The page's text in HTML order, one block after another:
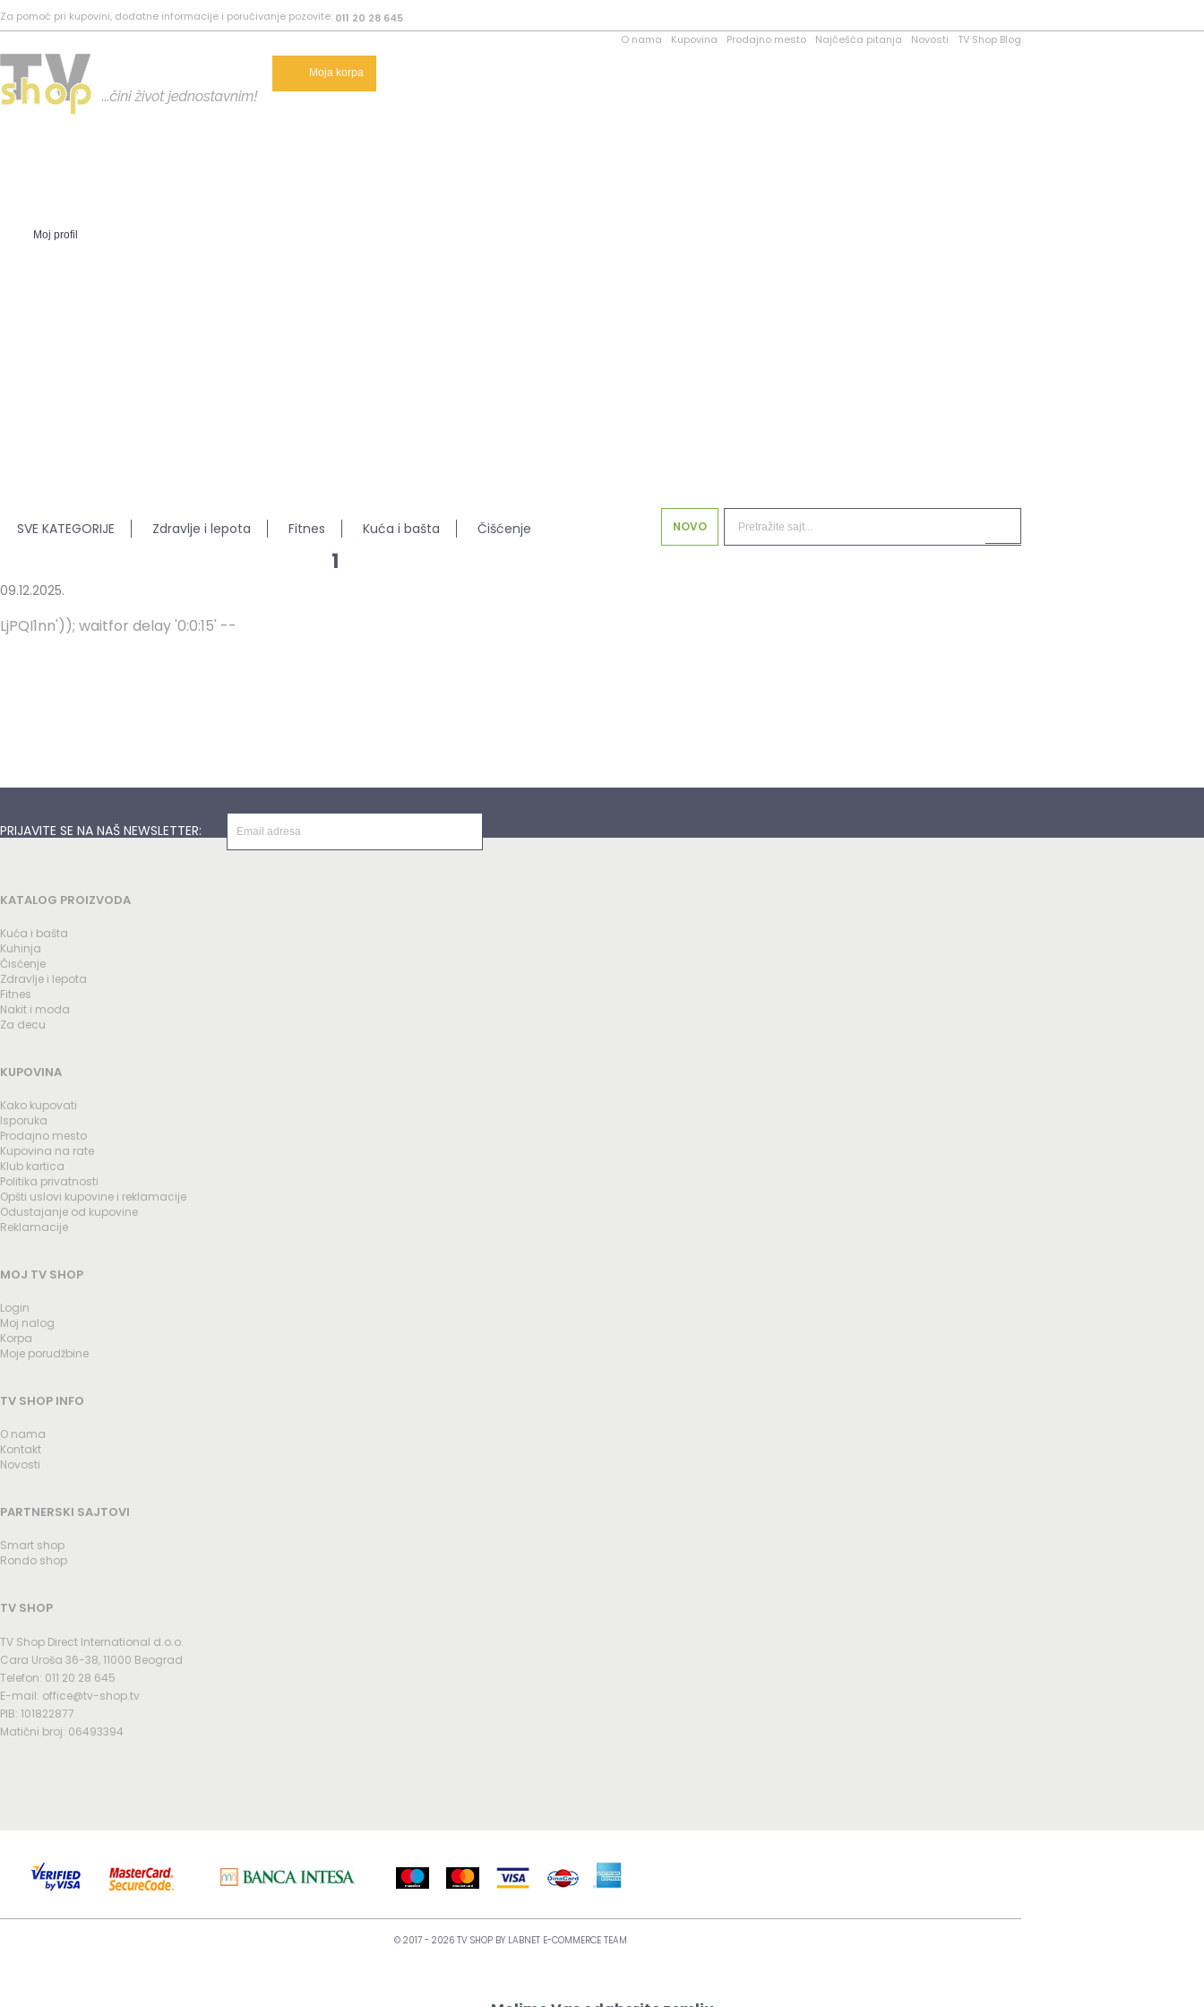
Za pomoć pri kupovini, dodatne informacije i poručivanje pozovite: 011 20 28 645
O nama
Kupovina Prodajno mesto Najčešća pitanja Novosti TV Shop Blog
Moj profil
SVE KATEGORIJE Zdravlje i lepota Fitnes Kuća i bašta Čišćenje NOVO
1
09.12.2025.
LjPQI1nn')); waitfor delay '0:0:15' --
PRIJAVITE SE NA NAŠ NEWSLETTER:
KATALOG PROIZVODA
Kuća i bašta
Kuhinja
Čisćenje
Zdravlje i lepota
Fitnes
Nakit i moda
Za decu
KUPOVINA
Kako kupovati
Isporuka
Prodajno mesto
Kupovina na rate
Klub kartica
Politika privatnosti
Opšti uslovi kupovine i reklamacije
Odustajanje od kupovine
Reklamacije
MOJ TV SHOP
Login
Moj nalog
Korpa
Moje porudžbine
TV SHOP INFO
O nama
Kontakt
Novosti
PARTNERSKI SAJTOVI
Smart shop
Rondo shop
TV SHOP
TV Shop Direct International d.o.o.
Cara Uroša 36-38, 11000 Beograd
Telefon: 011 20 28 645
E-mail: office@tv-shop.tv
PIB: 101822877
Matični broj: 06493394
© 2017 - 2026 TV SHOP BY LABNET E-COMMERCE TEAM